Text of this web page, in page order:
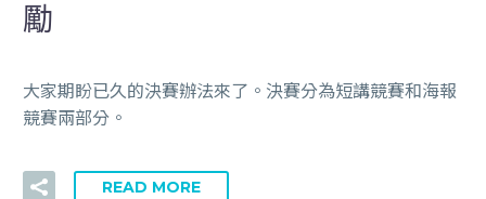
勵
大家期盼已久的決賽辦法來了。決賽分為短講競賽和海報
競賽兩部分。
READ MORE